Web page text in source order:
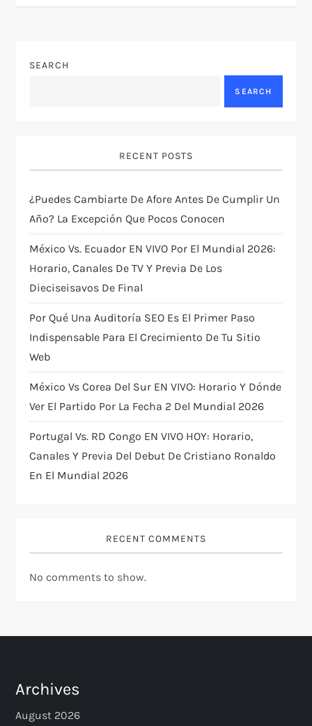
g
a
t
i
o
n
SEARCH
SEARCH
RECENT POSTS
¿Puedes Cambiarte De Afore Antes De Cumplir Un
Año? La Excepción Que Pocos Conocen
México Vs. Ecuador EN VIVO Por El Mundial 2026:
Horario, Canales De TV Y Previa De Los
Dieciseisavos De Final
Por Qué Una Auditoría SEO Es El Primer Paso
Indispensable Para El Crecimiento De Tu Sitio
Web
México Vs Corea Del Sur EN VIVO: Horario Y Dónde
Ver El Partido Por La Fecha 2 Del Mundial 2026
Portugal Vs. RD Congo EN VIVO HOY: Horario,
Canales Y Previa Del Debut De Cristiano Ronaldo
En El Mundial 2026
RECENT COMMENTS
No comments to show.
Archives
August 2026